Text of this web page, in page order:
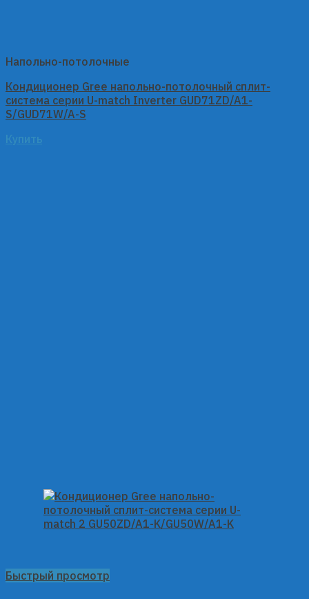
Напольно-потолочные
Кондиционер Gree напольно-потолочный сплит-
система серии U-match Inverter GUD71ZD/A1-
S/GUD71W/A-S
Купить
Быстрый просмотр